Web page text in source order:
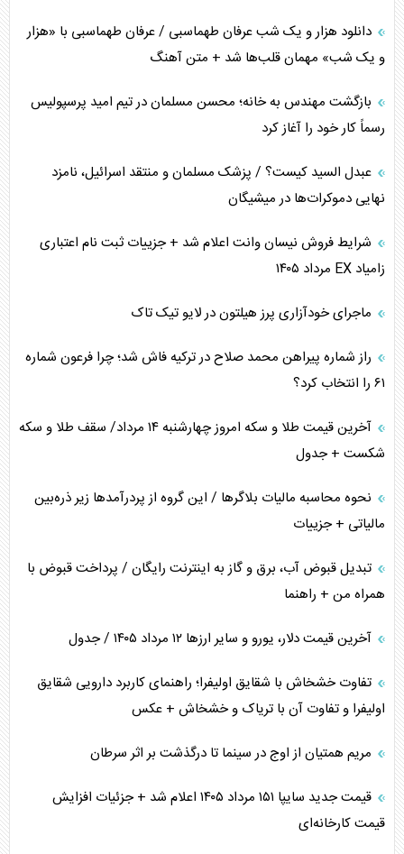
اربعین، کابوس مشترک تل‌آویو-واشنگتن
برنامه هفتم توسعه در نقطه کور سیاستگذاری
کنوانسیون دریای خزر در راستای منافع ملی است؟
اوکراین بازوی مخرب آمریکا در غرب آسیا
اهمیت راهبردی اردن برای آمریکا
پیام، ظرفیت بالفعل‌نشده تجارت ایران
همسویی عربستان با سنتکام علیه متحدان ایران
ترامپ و توهم خلع سلاح حماس
دانلود هزار و یک شب عرفان طهماسبی / عرفان طهماسبی با «هزار
و یک شب» مهمان قلب‌ها شد + متن آهنگ
بازگشت مهندس به خانه؛ محسن مسلمان در تیم امید پرسپولیس
رسماً کار خود را آغاز کرد
عبدل السید کیست؟ / پزشک مسلمان و منتقد اسرائیل، نامزد
نهایی دموکرات‌ها در میشیگان
شرایط فروش نیسان وانت اعلام شد + جزییات ثبت نام اعتباری
زامیاد EX مرداد ۱۴۰۵
ماجرای خودآزاری پرز هیلتون در لایو تیک تاک
راز شماره پیراهن محمد صلاح در ترکیه فاش شد؛ چرا فرعون شماره
۶۱ را انتخاب کرد؟
آخرین قیمت طلا و سکه امروز چهارشنبه ۱۴ مرداد/ سقف طلا و سکه
شکست + جدول
نحوه محاسبه مالیات بلاگر‌ها / این گروه از پردرآمد‌ها زیر ذره‌بین
مالیاتی + جزییات
تبدیل قبوض آب، برق و گاز به اینترنت رایگان / پرداخت قبوض با
همراه من + راهنما
آخرین قیمت دلار، یورو و سایر ارز‌ها ۱۲ مرداد ۱۴۰۵ / جدول
تفاوت خشخاش با شقایق اولیفرا؛ راهنمای کاربرد دارویی شقایق
اولیفرا و تفاوت آن با تریاک و خشخاش + عکس
مریم همتیان از اوج در سینما تا درگذشت بر اثر سرطان
قیمت جدید سایپا ۱۵۱ مرداد ۱۴۰۵ اعلام شد + جزئیات افزایش
قیمت کارخانه‌ای